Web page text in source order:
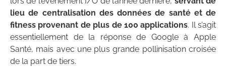
lieu de centralisation des données de santé et de
fitness provenant de plus de 100 applications. Il s’agit
essentiellement de la réponse de Google à Apple
Santé, mais avec une plus grande pollinisation croisée
de la part de tiers.